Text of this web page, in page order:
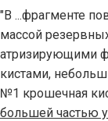
"В ...фрагменте
массой
атризирующими
кистами,
№1 крошечная
большей частью